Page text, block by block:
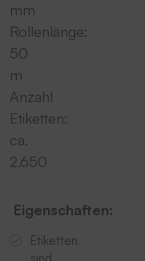
mm
Rollenlänge:
50
m
Anzahl
Etiketten:
ca.
2.650
Eigenschaften:
Etiketten